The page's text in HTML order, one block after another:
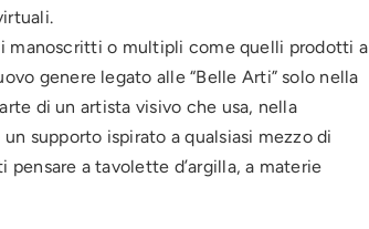
manoscritti o multipli come quelli prodotti a
genere legato alle “Belle Arti” solo nella
di un artista visivo che usa, nella
supporto ispirato a qualsiasi mezzo di
a tavolette d’argilla, a materie